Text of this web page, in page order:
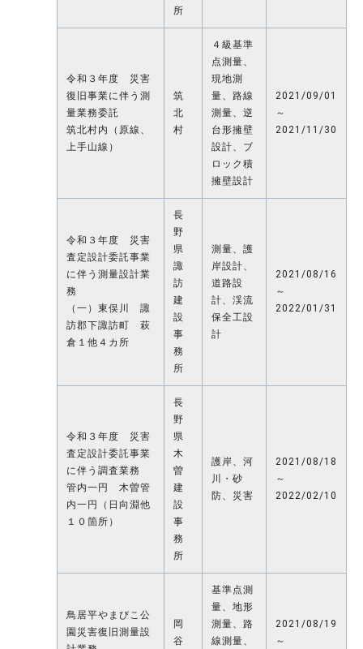
所
令和３年度 災害
復旧事業に伴う測
量業務委託
筑北村内（原線、
上手山線）
筑
北
村
４級基準
点測量、
現地測
量、路線
測量、逆
台形擁壁
設計、ブ
ロック積
擁壁設計
2021/09/01
～
2021/11/30
令和３年度 災害
査定設計委託事業
に伴う測量設計業
務
（一）東俣川 諏
訪郡下諏訪町 萩
倉１他４カ所
長
野
県
諏
訪
建
設
事
務
所
測量、護
岸設計、
道路設
計、渓流
保全工設
計
2021/08/16
～
2022/01/31
令和３年度 災害
査定設計委託事業
に伴う調査業務
管内一円 木曽管
内一円（日向淵他
１０箇所）
長
野
県
木
曽
建
設
事
務
所
護岸、河
川・砂
防、災害
2021/08/18
～
2022/02/10
鳥居平やまびこ公
園災害復旧測量設
岡
谷
基準点測
量、地形
測量、路
線測量、
2021/08/19
～